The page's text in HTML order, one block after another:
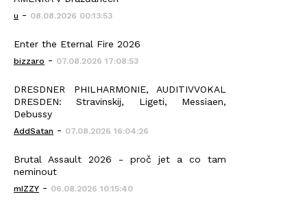
u - 08.08.2026 00:13:53
Enter the Eternal Fire 2026
bizzaro - 07.08.2026 17:08:53
DRESDNER PHILHARMONIE, AUDITIVVOKAL
DRESDEN: Stravinskij, Ligeti, Messiaen,
Debussy
AddSatan - 07.08.2026 16:04:26
Brutal Assault 2026 - proč jet a co tam
neminout
mIZZY - 06.08.2026 10:15:40